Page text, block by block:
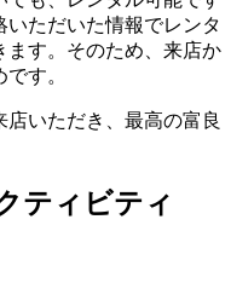
ただいた情報でレンタ
ます。そのため、来店か
す。
いただき、最高の富良
ティビティ